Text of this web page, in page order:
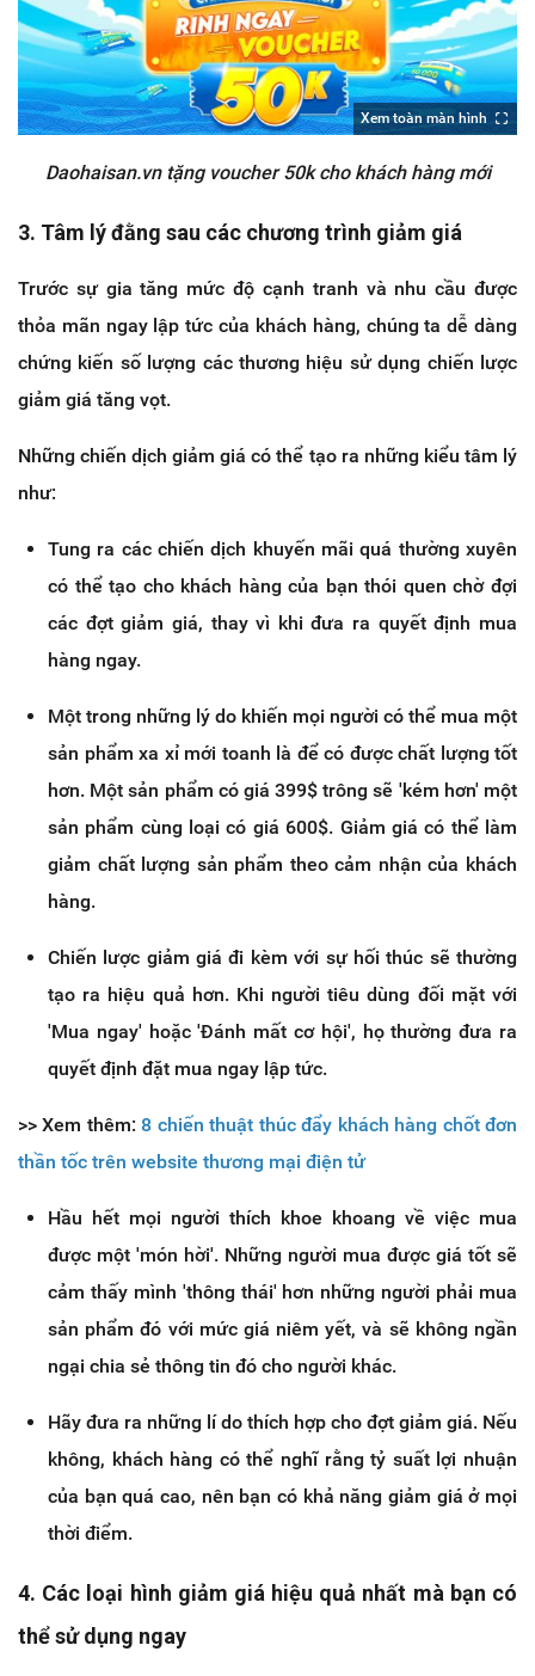
Xem toàn màn hình
Daohaisan.vn tặng voucher 50k cho khách hàng mới
3. Tâm lý đằng sau các chương trình giảm giá
Trước sự gia tăng mức độ cạnh tranh và nhu cầu được
thỏa mãn ngay lập tức của khách hàng, chúng ta dễ dàng
chứng kiến số lượng các thương hiệu sử dụng chiến lược
giảm giá tăng vọt.
Những chiến dịch giảm giá có thể tạo ra những kiểu tâm lý
như:
Tung ra các chiến dịch khuyến mãi quá thường xuyên
có thể tạo cho khách hàng của bạn thói quen chờ đợi
các đợt giảm giá, thay vì khi đưa ra quyết định mua
hàng ngay.
Một trong những lý do khiến mọi người có thể mua một
sản phẩm xa xỉ mới toanh là để có được chất lượng tốt
hơn. Một sản phẩm có giá 399$ trông sẽ 'kém hơn' một
sản phẩm cùng loại có giá 600$. Giảm giá có thể làm
giảm chất lượng sản phẩm theo cảm nhận của khách
hàng.
Chiến lược giảm giá đi kèm với sự hối thúc sẽ thường
tạo ra hiệu quả hơn. Khi người tiêu dùng đối mặt với
'Mua ngay' hoặc 'Đánh mất cơ hội', họ thường đưa ra
quyết định đặt mua ngay lập tức.
>> Xem thêm:8 chiến thuật thúc đẩy khách hàng chốt đơn
thần tốc trên website thương mại điện tử
Hầu hết mọi người thích khoe khoang về việc mua
được một 'món hời'. Những người mua được giá tốt sẽ
cảm thấy mình 'thông thái' hơn những người phải mua
sản phẩm đó với mức giá niêm yết, và sẽ không ngần
ngại chia sẻ thông tin đó cho người khác.
Hãy đưa ra những lí do thích hợp cho đợt giảm giá. Nếu
không, khách hàng có thể nghĩ rằng tỷ suất lợi nhuận
của bạn quá cao, nên bạn có khả năng giảm giá ở mọi
thời điểm.
4. Các loại hình giảm giá hiệu quả nhất mà bạn có
thể sử dụng ngay